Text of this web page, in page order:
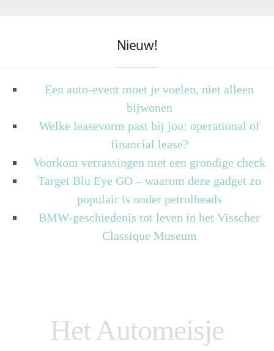
Nieuw!
Een auto-event moet je voelen, niet alleen
bijwonen
Welke leasevorm past bij jou: operational of
financial lease?
Voorkom verrassingen met een grondige check
Target Blu Eye GO – waarom deze gadget zo
populair is onder petrolheads
BMW-geschiedenis tot leven in het Visscher
Classique Museum
Het Automeisje